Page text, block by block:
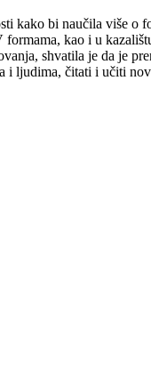
kako bi naučila više
kao i u
shvatila je da je
i ljudima, čitati i učiti